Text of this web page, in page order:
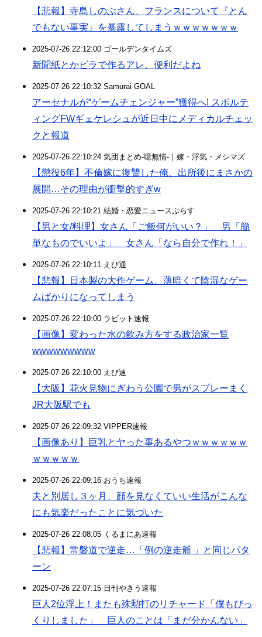
【悲報】寺島しのぶさん、フランスについて『とん
でもない事実』を暴露してしまうｗｗｗｗｗｗｗ
2025-07-26 22:12:00 ゴールデンタイムズ
新聞紙とかビラで作るアレ、便利だよね
2025-07-26 22:10:32 Samurai GOAL
アーセナルが“ゲームチェンジャー”獲得へ! スポルテ
ィングFWギェケレシュが近日中にメディカルチェッ
クと報道
2025-07-26 22:10:24 気団まとめ-噫無情-｜嫁・浮気・メシマズ
【懲役6年】不倫嫁に復讐した俺、出所後にまさかの
展開…その理由が衝撃的すぎw
2025-07-26 22:10:21 結婚・恋愛ニュースぷらす
【男と女/料理】女さん「ご飯何がいい？」 男「簡
単なものでいいよ」 女さん「なら自分で作れ！」
2025-07-26 22:10:11 えび通
【悲報】日本製の大作ゲーム、薄暗くて陰湿なゲー
ムばかりになってしまう
2025-07-26 22:10:00 ラビット速報
【画像】変わった水の飲み方をする政治家一覧
wwwwwwwww
2025-07-26 22:10:00 えび速
【大阪】花火見物にぎわう公園で男がスプレーまく
JR大阪駅でも
2025-07-26 22:09:32 VIPPER速報
【画像あり】巨乳とヤった事あるやつｗｗｗｗｗｗ
ｗｗｗｗｗ
2025-07-26 22:09:16 おうち速報
夫と別居し３ヶ月、顔を見なくていい生活がこんな
にも気楽だったことに気づいた
2025-07-26 22:08:05 くるまにあ速報
【悲報】常磐道で逆走…「例の逆走爺 」と同じパタ
ーン
2025-07-26 22:07:15 日刊やきう速報
巨人2位浮上！またも殊勲打のリチャード「僕もびっ
くりしました」 巨人のことは「まだ分かんない」